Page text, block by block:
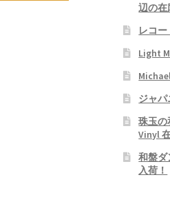
辺の在
レコ
Light
ジャ
珠玉の
Vinyl
和盤ダ
入荷！